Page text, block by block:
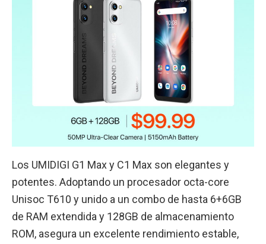
Los UMIDIGI G1 Max y C1 Max son elegantes y
potentes. Adoptando un procesador octa-core
Unisoc T610 y unido a un combo de hasta 6+6GB
de RAM extendida y 128GB de almacenamiento
ROM, asegura un excelente rendimiento estable,